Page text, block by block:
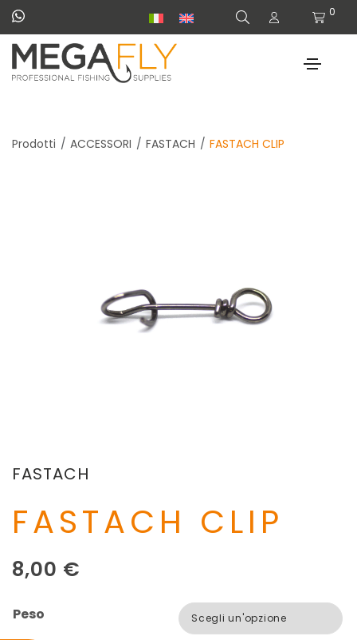
0
Prodotti ACCESSORI FASTACH FASTACH CLIP
FASTACH
FASTACH CLIP
8,00 €
Peso